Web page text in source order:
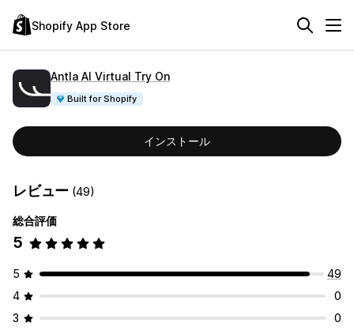
Shopify App Store
Antla AI Virtual Try On
Built for Shopify
インストール
レビュー (49)
総合評価
5
5
49
4
0
3
0